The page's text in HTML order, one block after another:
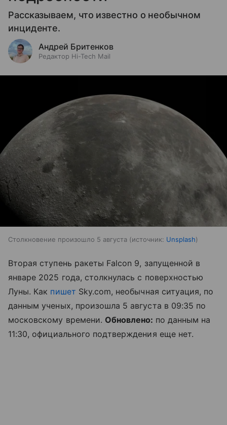
Рассказываем, что известно о необычном
инциденте.
Андрей Бритенков
Редактор Hi-Tech Mail
Столкновение произошло 5 августа источник: Unsplash
Вторая ступень ракеты Falcon 9, запущенной в
январе 2025 года, столкнулась с поверхностью
Луны. Как пишет Sky.com, необычная ситуация, по
данным ученых, произошла 5 августа в 09:35 по
московскому времени. Обновлено: по данным на
11:30, официального подтверждения еще нет.